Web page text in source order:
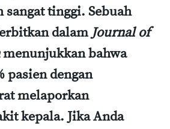
sangat tinggi. Sebuah
dalamJournal of
menunjukkan bahwa
pasien dengan
melaporkan
kepala. Jika Anda